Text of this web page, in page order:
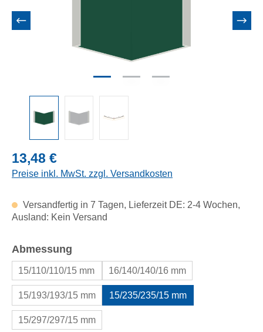
Regulärer Preis:
13,48 €
Preise inkl. MwSt. zzgl. Versandkosten
Versandfertig in 7 Tagen, Lieferzeit DE: 2-4 Wochen,
Ausland: Kein Versand
Abmessung
15/110/110/15 mm 16/140/140/16 mm
15/193/193/15 mm 15/235/235/15 mm
15/297/297/15 mm